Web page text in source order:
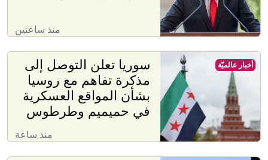
منذ ساعتين
سوريا تعلن التوصل إلى
مذكرة تفاهم مع روسيا
بشأن المواقع العسكرية
في حميميم وطرطوس
منذ ساعة
أخبار عالميّة